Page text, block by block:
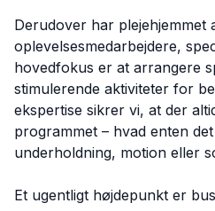
Derudover har plejehjemmet
oplevelsesmedarbejdere,
hovedfokus er at arrangere
stimulerende aktiviteter for
ekspertise sikrer vi, at der
programmet – hvad enten
underholdning, motion eller
Et ugentligt højdepunkt er